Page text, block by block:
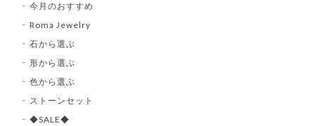
今月のおすすめ
Roma Jewelry
石から選ぶ
形から選ぶ
色から選ぶ
ストーンセット
◆SALE◆